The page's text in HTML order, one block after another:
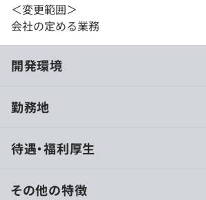
＜変更範囲＞
会社の定める業務
開発環境
装）
するシステムを、現在開発中です。
勤務地
待遇・福利厚生
その他の特徴